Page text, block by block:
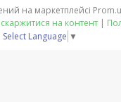
на маркетплейсі
на контент |
Select Language ▼